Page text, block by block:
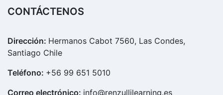
CONTÁCTENOS
Dirección: Hermanos Cabot 7560, Las Condes,
Santiago Chile
Teléfono: +56 99 651 5010
Correo electrónico: info@renzullilearning.es